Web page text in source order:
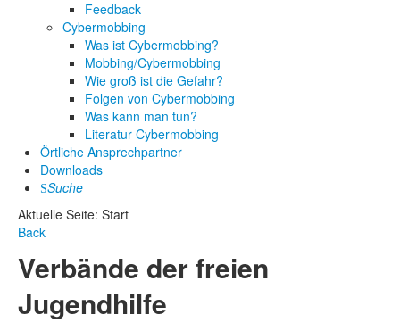
Feedback
Cybermobbing
Was ist Cybermobbing?
Mobbing/Cybermobbing
Wie groß ist die Gefahr?
Folgen von Cybermobbing
Was kann man tun?
Literatur Cybermobbing
Örtliche Ansprechpartner
Downloads
Suche
Aktuelle Seite: Start
Back
Verbände der freien
Jugendhilfe